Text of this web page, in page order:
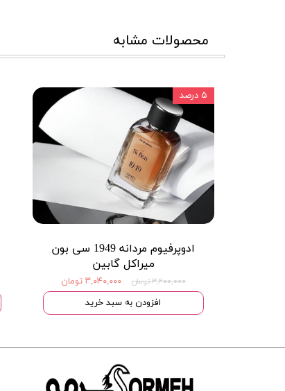
محصولات مشابه
ادوپرفیوم مردانه 1949 سی بون
میراکل گابین
۳,۲۰۰,۰۰۰ تومان
۳,۰۴۰,۰۰۰ تومان
افزودن به سبد خرید
۵ درصد